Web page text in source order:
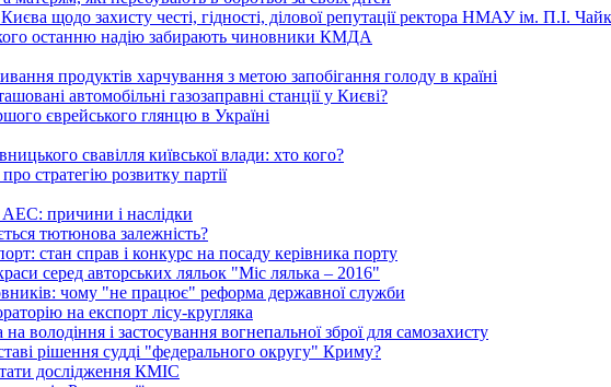
щодо захисту честі, гідності, ділової репутації ректора НМАУ ім. П.І.
останню надію забирають чиновники КМДА
продуктів харчування з метою запобігання голоду в країні
автомобільні газозаправні станції у Києві?
єврейського глянцю в Україні
свавілля київської влади: хто кого?
стратегію розвитку партії
АЕС: причини і наслідки
тютюнова залежність?
стан справ і конкурс на посаду керівника порту
серед авторських ляльок "Міс лялька – 2016"
чому "не працює" реформа державної служби
на експорт лісу-кругляка
на володіння і застосування вогнепальної зброї для самозахисту
рішення судді "федерального округу" Криму?
дослідження КМІС